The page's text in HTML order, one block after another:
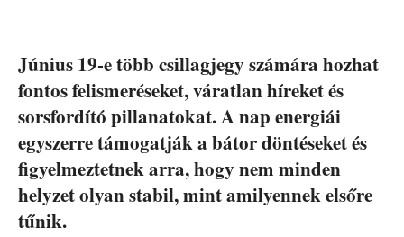
Június 19-e több csillagjegy számára hozhat
fontos felismeréseket, váratlan híreket és
sorsfordító pillanatokat. A nap energiái
egyszerre támogatják a bátor döntéseket és
figyelmeztetnek arra, hogy nem minden
helyzet olyan stabil, mint amilyennek elsőre
tűnik.